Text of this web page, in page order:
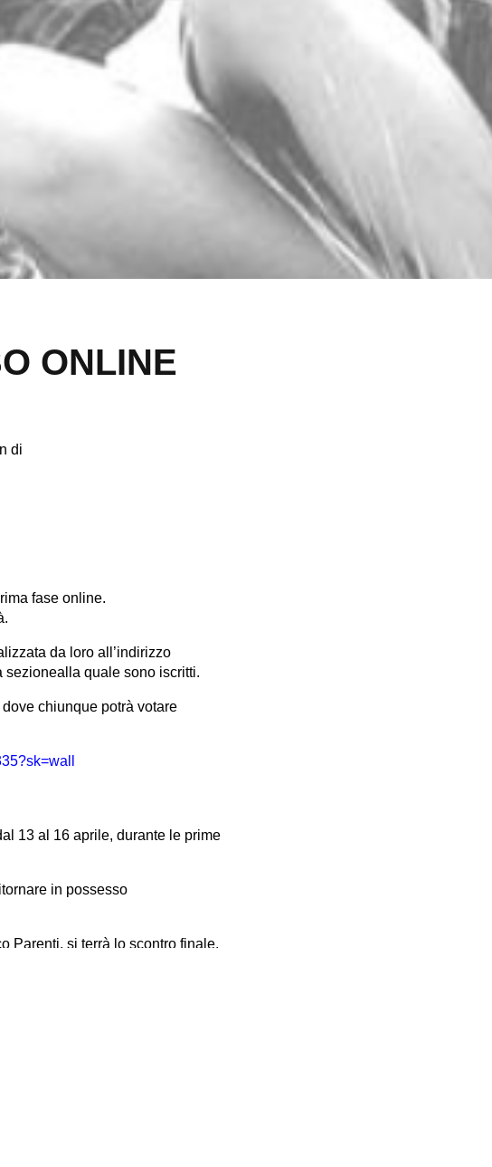
ONLINE
di
fase online.
da loro all’indirizzo
sezionealla quale sono iscritti.
chiunque potrà votare
13 al 16 aprile, durante le prime
in possesso
Parenti, si terrà lo scontro finale,